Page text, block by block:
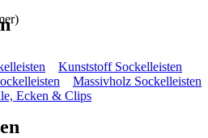
Kunststoff Sockelleisten
Massivholz Sockelleisten
Ecken & Clips